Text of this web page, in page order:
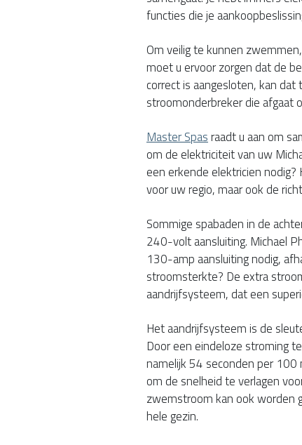
functies die je
Om veilig te kunnen
moet u ervoor zorgen dat de
correct is aangesloten, kan
stroomonderbreker die afgaat
Master Spasraadt u aan om
om de elektriciteit van uw
een erkende elektricien
voor uw regio, maar ook de
Sommige spabaden in de
240-volt aansluiting. Michael
130-amp aansluiting nodig,
stroomsterkte? De extra
aandrijfsysteem, dat een
Het aandrijfsysteem is de
Door een eindeloze stroming
namelijk 54 seconden per 100
om de snelheid te verlagen
zwemstroom kan ook worden
hele gezin.